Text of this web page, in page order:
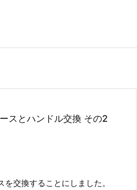
スとハンドル交換 その2
交換することにしました。